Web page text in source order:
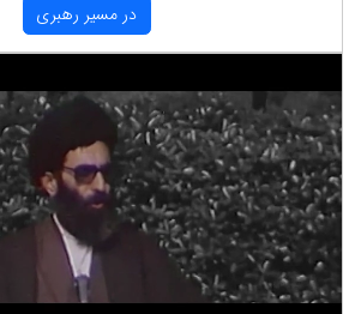
در مسیر رهبری